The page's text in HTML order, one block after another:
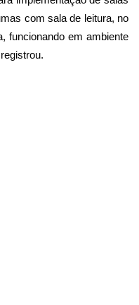
com sala de leitura, no
funcionando em ambiente